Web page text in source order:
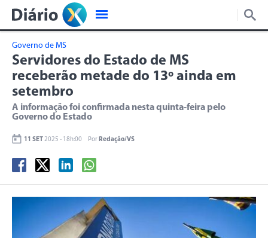
Governo de MS
Servidores do Estado de MS
receberão metade do 13º ainda em
setembro
A informação foi confirmada nesta quinta-feira pelo
Governo do Estado
11 SET2025 - 18h:00 Por Redação/VS